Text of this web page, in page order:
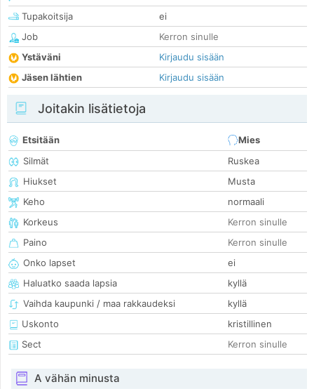
Tupakoitsija
ei
Job
Kerron sinulle
Ystäväni
Kirjaudu sisään
Jäsen lähtien
Kirjaudu sisään
Joitakin lisätietoja
Etsitään
Mies
Silmät
Ruskea
Hiukset
Musta
Keho
normaali
Korkeus
Kerron sinulle
Paino
Kerron sinulle
Onko lapset
ei
Haluatko saada lapsia
kyllä
Vaihda kaupunki / maa rakkaudeksi
kyllä
Uskonto
kristillinen
Sect
Kerron sinulle
A vähän minusta